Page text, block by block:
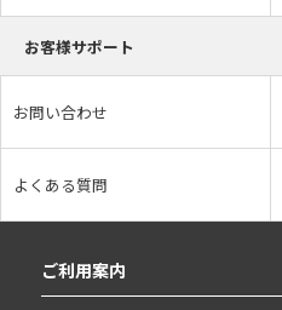
お客様サポート
お問い合わせ
よくある質問
ご利用案内